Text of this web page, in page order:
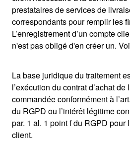
prestataires de services de
correspondants pour remplir les
L’enregistrement d’un compte
n'est pas obligé d'en créer un.
La base juridique du traitement
l’exécution du contrat d’achat
commandée conformément à
du RGPD ou l’intérêt légitime
par. 1 al. 1 point f du RGPD pour
client.